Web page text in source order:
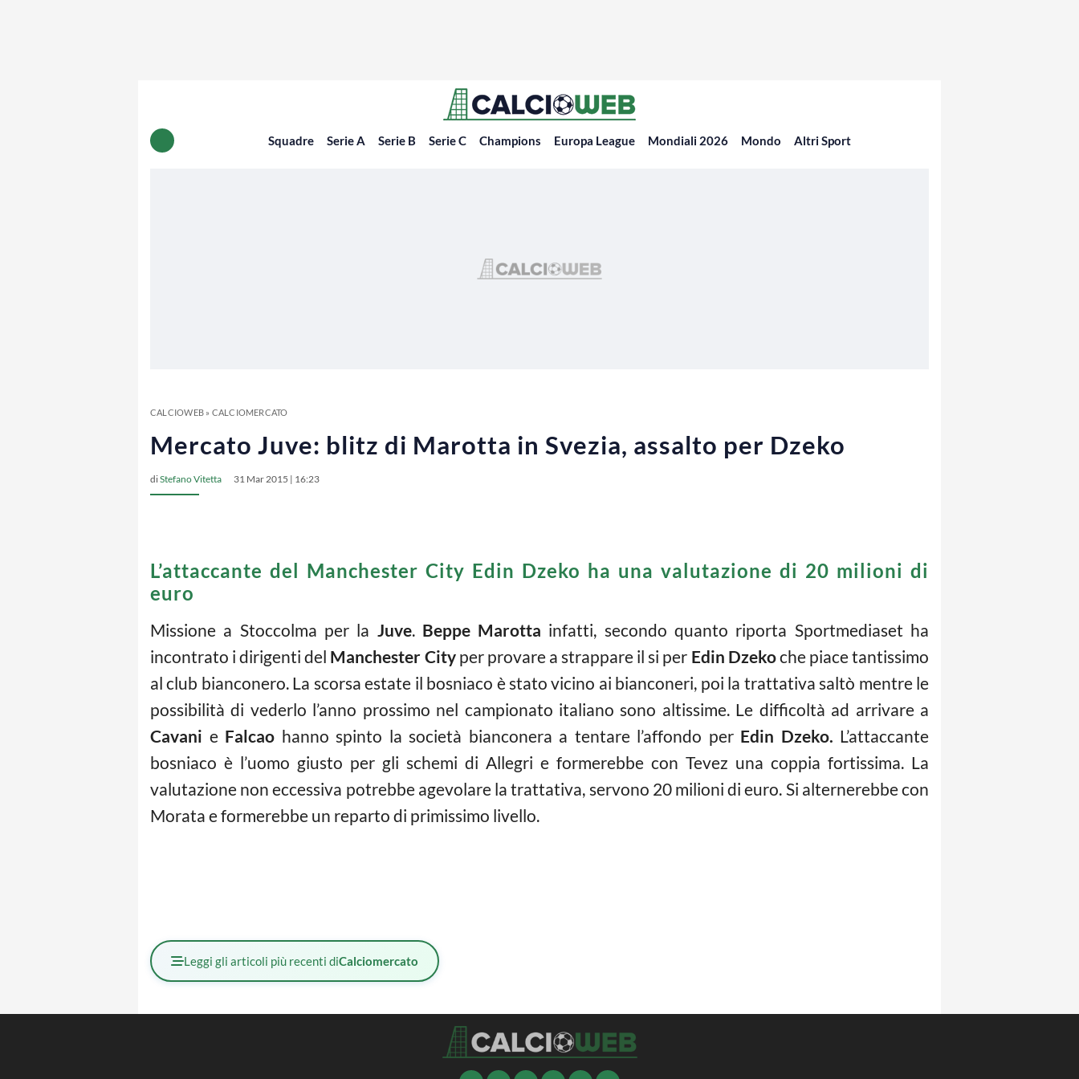
Squadre Serie A Serie B Serie C Champions Europa League Mondiali 2026 Mondo Altri Sport
CALCIOWEB» CALCIOMERCATO
Mercato Juve: blitz di Marotta in Svezia, assalto per Dzeko
diStefano Vitetta 31 Mar 2015 | 16:23
L’attaccante del Manchester City Edin Dzeko ha una valutazione di 20 milioni di
euro
Missione a Stoccolma per la Juve. Beppe Marotta infatti, secondo quanto riporta Sportmediaset ha
incontrato i dirigenti del Manchester Cityper provare a strappare il si per Edin Dzekoche piace tantissimo
al club bianconero. La scorsa estate il bosniaco è stato vicino ai bianconeri, poi la trattativa saltò mentre le
possibilità di vederlo l’anno prossimo nel campionato italiano sono altissime. Le difficoltà ad arrivare a
Cavani e Falcao hanno spinto la società bianconera a tentare l’affondo per Edin Dzeko. L’attaccante
bosniaco è l’uomo giusto per gli schemi di Allegri e formerebbe con Tevez una coppia fortissima. La
valutazione non eccessiva potrebbe agevolare la trattativa, servono 20 milioni di euro. Si alternerebbe con
Morata e formerebbe un reparto di primissimo livello.
Leggi gli articoli più recenti diCalciomercato